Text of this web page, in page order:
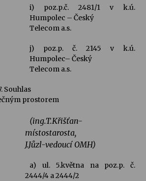
i) poz.p.č. 2481/1 v k.ú.
Humpolec – Český
Telecom a.s.
j) poz.p. č. 2145 v k.ú.
Humpolec– Český
Telecom a.s.
Souhlas
prostorem
(ing.T.Křišťan-
místostarosta,
J.Jůzl-vedoucí OMH)
a) ul. 5.května na poz.p. č.
2444/4 a 2444/2